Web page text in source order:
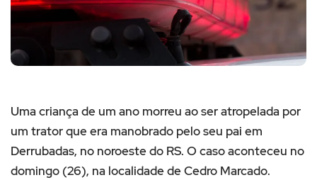
Uma criança de um ano morreu ao ser atropelada por
um trator que era manobrado pelo seu pai em
Derrubadas, no noroeste do RS. O caso aconteceu no
domingo (26), na localidade de Cedro Marcado.